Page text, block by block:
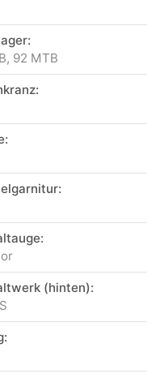
92 MTB
(hinten):